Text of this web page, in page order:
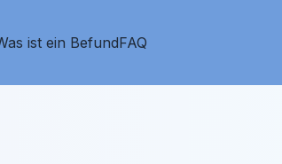
ist ein BefundFAQ